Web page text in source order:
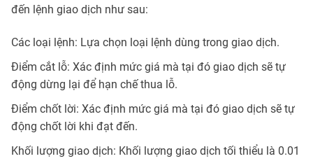
đến lệnh giao dịch như sau:
Các loại lệnh: Lựa chọn loại lệnh dùng trong giao dịch.
Điểm cắt lỗ: Xác định mức giá mà tại đó giao dịch sẽ tự
động dừng lại để hạn chế thua lỗ.
Điểm chốt lời: Xác định mức giá mà tại đó giao dịch sẽ tự
động chốt lời khi đạt đến.
Khối lượng giao dịch: Khối lượng giao dịch tối thiểu là 0.01